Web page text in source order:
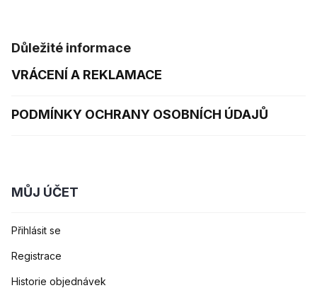
Důležité informace
VRÁCENÍ A REKLAMACE
PODMÍNKY OCHRANY OSOBNÍCH ÚDAJŮ
MŮJ ÚČET
Přihlásit se
Registrace
Historie objednávek